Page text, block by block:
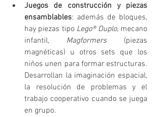
Juegos de construcción y piezas
ensamblables: además de bloques,
hay piezas tipo Lego® Duplo, mecano
infantil, Magformers (piezas
magnéticas) u otros sets que los
niños unen para formar estructuras.
Desarrollan la imaginación espacial,
la resolución de problemas y el
trabajo cooperativo cuando se juega
en grupo.